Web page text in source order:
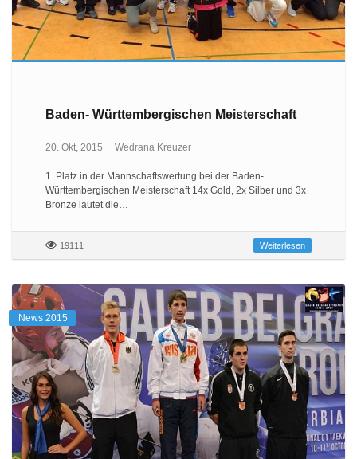
Baden- Württembergischen Meisterschaft
20. Okt, 2015 Wedrana Kreuzer
1. Platz in der Mannschaftswertung bei der Baden-
Württembergischen Meisterschaft 14x Gold, 2x Silber und 3x
Bronze lautet die…
19111 Weiterlesen
News 2015